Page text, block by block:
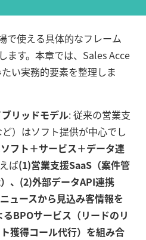
で使える具体的なフレーム
ます。本章では、Sales Acce
い実務的要素を整理しま
リッドモデル: 従来の営業支
）はソフト提供が中心でし
ソフト＋サービス＋データ連
ば(1)営業支援SaaS（案件管
、(2)外部データAPI連携
ュースから見込み客情報を
BPOサービス（リードのリ
獲得コール代行）を組み合